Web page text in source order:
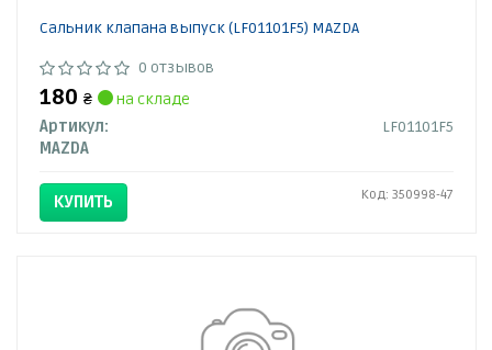
Сальник клапана выпуск (LF01101F5) MAZDA
0 отзывов
180 ₴
на складе
Артикул:
LF01101F5
MAZDA
КУПИТЬ Код: 350998-47